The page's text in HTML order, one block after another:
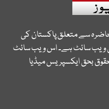
سے متعلق پاکستان کی
ویب سائٹ ہے۔ اس ویب سائٹ
بحق ایکسپریس میڈیا